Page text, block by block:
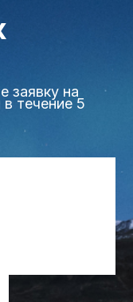
заявку на
течение 5